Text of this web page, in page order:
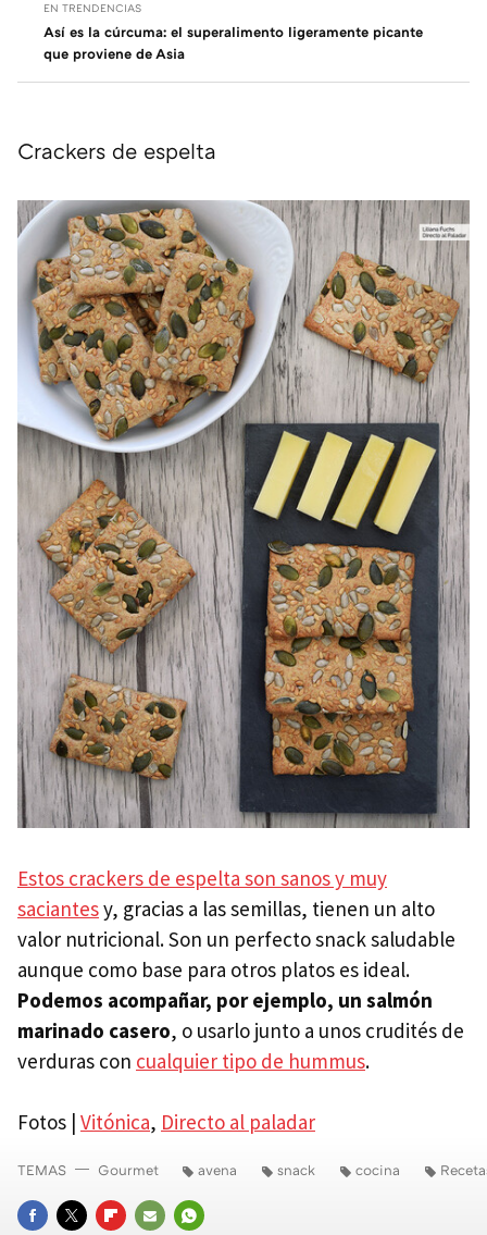
EN TRENDENCIAS
Así es la cúrcuma: el superalimento ligeramente picante
que proviene de Asia
Crackers de espelta
Estos crackers de espelta son sanos y muy
saciantesy, gracias a las semillas, tienen un alto
valor nutricional. Son un perfecto snack saludable
aunque como base para otros platos es ideal.
Podemos acompañar, por ejemplo, un salmón
marinado casero, o usarlo junto a unos crudités de
verduras con cualquier tipo de hummus.
Fotos | Vitónica, Directo al paladar
TEMAS Gourmet avena snack cocina